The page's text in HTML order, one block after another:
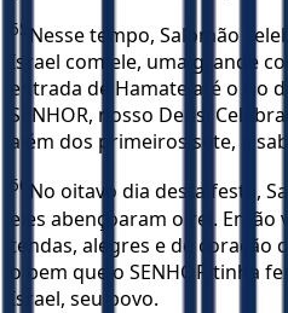
65 Nesse tempo, Salomão
Israel com ele, uma grande
entrada de Hamate até o rio
SENHOR, nosso Deus.
além dos primeiros sete, a
66 No oitavo dia desta festa,
eles abençoaram o rei. Então
tendas, alegres e de coração
o bem que o SENHOR tinha
Israel, seu povo.